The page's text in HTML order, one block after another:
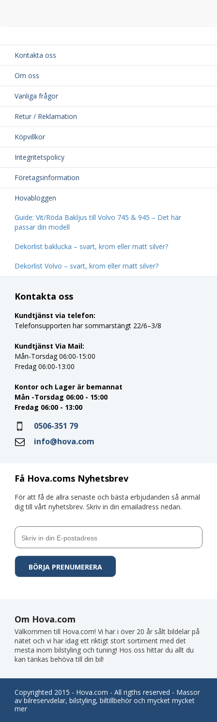
Kontakta oss
Om oss
Vanliga frågor
Retur / Reklamation
Köpvillkor
Integritetspolicy
Företagsinformation
Hovabloggen
Guide: Vit/Röda Bakljus till Volvo 745 & 945 – Det här
passar din modell
Dekorlist baklucka – svart, krom eller matt silver?
Dekorlist Volvo – svart, krom eller matt silver?
Få Hova.coms Nyhetsbrev
För att få de allra senaste och bästa erbjudanden så anmäl
dig till vårt nyhetsbrev. Skriv in din emailadress nedan.
Kontakta oss
Kundtjänst via telefon:
Telefonsupporten har sommarstängt 22/6–3/8
Kundtjänst Via Mail:
Mån-Torsdag 06:00-15:00
Fredag 06:00-13:00
Kontor och Lager är bemannat
Mån -Torsdag 06:00 - 15:00
Fredag 06:00 - 13:00
0506-351 79
info@hova.com
Om Hova.com
Välkommen till Hova.com! Vi har i över 20 år sålt bildelar på
nätet och vi har idag ett riktigt stort sortiment med det
mesta inom bilstyling och tuning! Hos oss hittar du allt du
kan tänkas behöva till din bil!
Copyrighted 2015 - Hova.com - All rigths reserved - Massor
av bilreservdelar, bilstyling, biltillbehör och mycket mycket
mer